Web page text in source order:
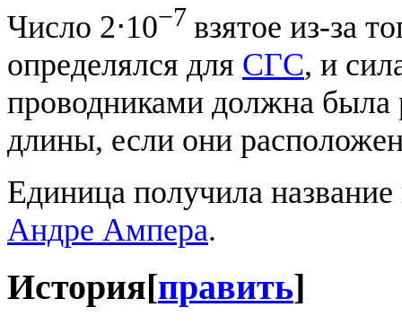
Число 2⋅10−7 взятое из-за
определялся для СГС, и
проводниками должна была
длины, если они
Единица получила
Андре Ампера.
История[править]